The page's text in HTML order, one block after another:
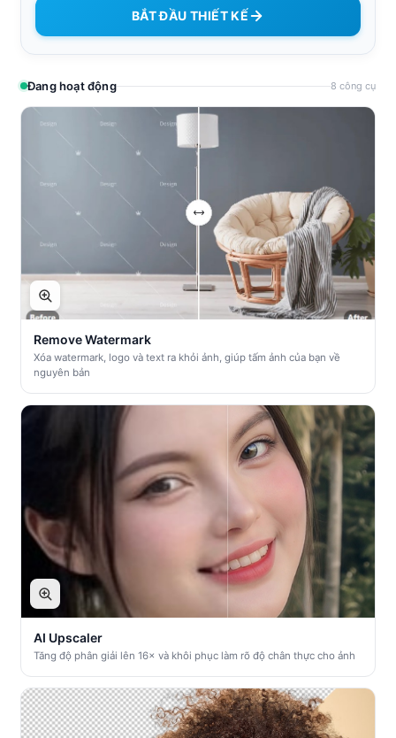
BẮT ĐẦU THIẾT KẾ
Đang hoạt động 8 công cụ
Remove Watermark
Xóa watermark, logo và text ra khỏi ảnh, giúp tấm ảnh của bạn về
nguyên bản
AI Upscaler
Tăng độ phân giải lên 16× và khôi phục làm rõ độ chân thực cho ảnh